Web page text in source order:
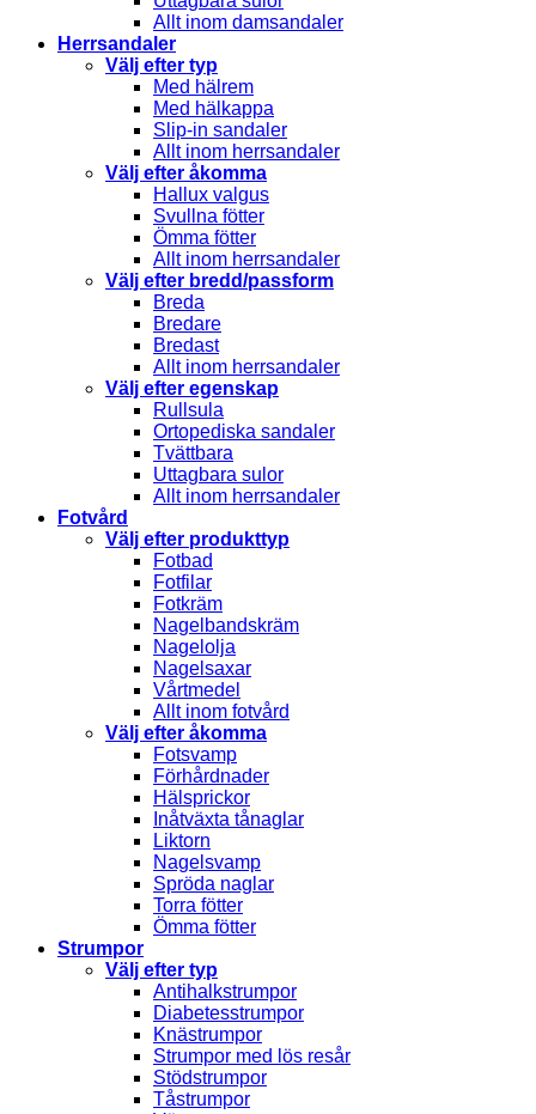
Allt inom damsandaler
Herrsandaler
Välj efter typ
Med hälrem
Med hälkappa
Slip-in sandaler
Allt inom herrsandaler
Välj efter åkomma
Hallux valgus
Svullna fötter
Ömma fötter
Allt inom herrsandaler
Välj efter bredd/passform
Breda
Bredare
Bredast
Allt inom herrsandaler
Välj efter egenskap
Rullsula
Ortopediska sandaler
Tvättbara
Uttagbara sulor
Allt inom herrsandaler
Fotvård
Välj efter produkttyp
Fotbad
Fotfilar
Fotkräm
Nagelbandskräm
Nagelolja
Nagelsaxar
Vårtmedel
Allt inom fotvård
Välj efter åkomma
Fotsvamp
Förhårdnader
Hälsprickor
Inåtväxta tånaglar
Liktorn
Nagelsvamp
Spröda naglar
Torra fötter
Ömma fötter
Strumpor
Välj efter typ
Antihalkstrumpor
Diabetesstrumpor
Knästrumpor
Strumpor med lös resår
Stödstrumpor
Tåstrumpor